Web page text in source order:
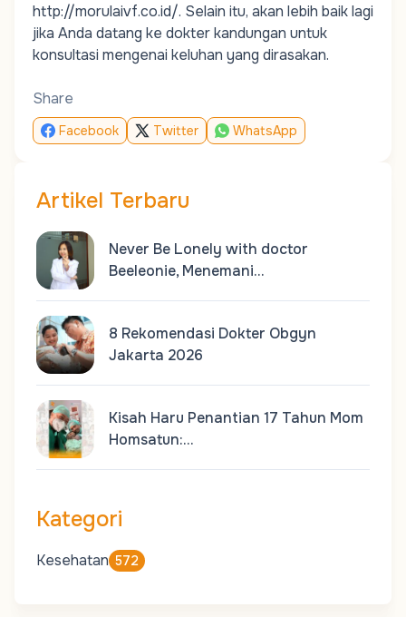
http://morulaivf.co.id/. Selain itu, akan lebih baik lagi
jika Anda datang ke dokter kandungan untuk
konsultasi mengenai keluhan yang dirasakan.
Share
Facebook Twitter WhatsApp
Artikel Terbaru
Never Be Lonely with doctor
Beeleonie, Menemani…
8 Rekomendasi Dokter Obgyn
Jakarta 2026
Kisah Haru Penantian 17 Tahun Mom
Homsatun:…
Kategori
Kesehatan 572